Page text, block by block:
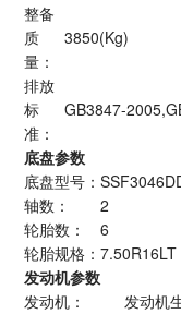
整备
质
量：
3850(Kg)
排放
标
准：
GB3847-
底盘参数
底盘型号：
轴数：
2
轮胎数：
6
轮胎规格：7.50R16LT
发动机参数
发动机：
发动机